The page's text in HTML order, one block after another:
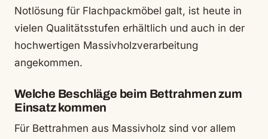
Notlösung für Flachpackmöbel galt, ist heute in
vielen Qualitätsstufen erhältlich und auch in der
hochwertigen Massivholzverarbeitung
angekommen.
Welche Beschläge beim Bettrahmen zum
Einsatz kommen
Für Bettrahmen aus Massivholz sind vor allem